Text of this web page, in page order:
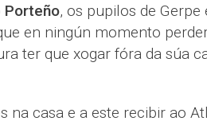
Porteño, os pupilos de Gerpe
en ningún momento
ter que xogar fóra da súa
na casa e a este recibir ao